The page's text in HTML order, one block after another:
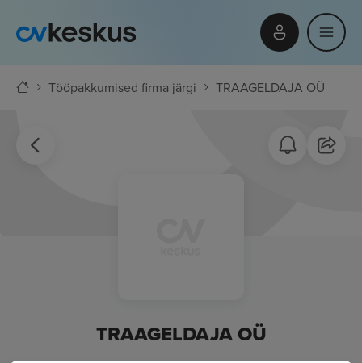
Tööpakkumised firma järgi TRAAGELDAJA OÜ
TRAAGELDAJA OÜ